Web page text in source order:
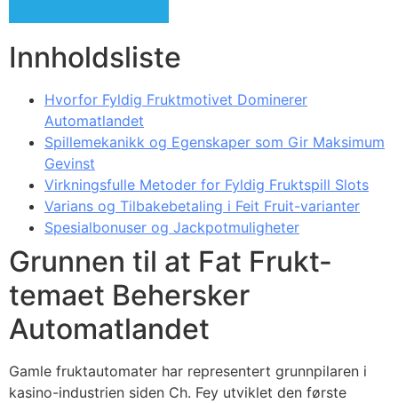
Innholdsliste
Hvorfor Fyldig Fruktmotivet Dominerer
Automatlandet
Spillemekanikk og Egenskaper som Gir Maksimum
Gevinst
Virkningsfulle Metoder for Fyldig Fruktspill Slots
Varians og Tilbakebetaling i Feit Fruit-varianter
Spesialbonuser og Jackpotmuligheter
Grunnen til at Fat Frukt-
temaet Behersker
Automatlandet
Gamle fruktautomater har representert grunnpilaren i
kasino-industrien siden Ch. Fey utviklet den første